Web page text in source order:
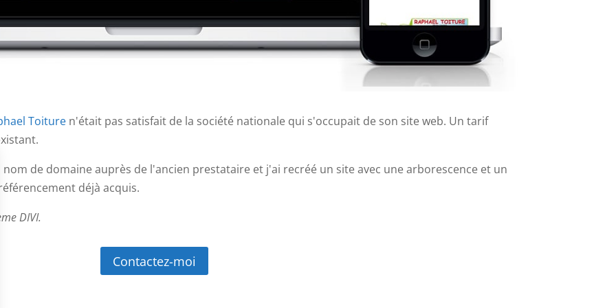
Toiture n'était pas satisfait de la société nationale qui s'occupait de son site web. Un tarif
de domaine auprès de l'ancien prestataire et j'ai recréé un site avec une arborescence et un
déjà acquis.
DIVI.
Contactez-moi